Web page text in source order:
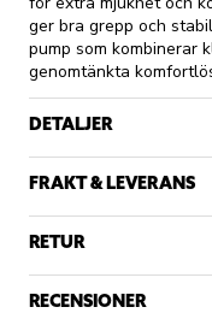
ger bra grepp och
pump som kombinerar
genomtänkta
DETALJER
FRAKT & LEVERANS
RETUR
RECENSIONER